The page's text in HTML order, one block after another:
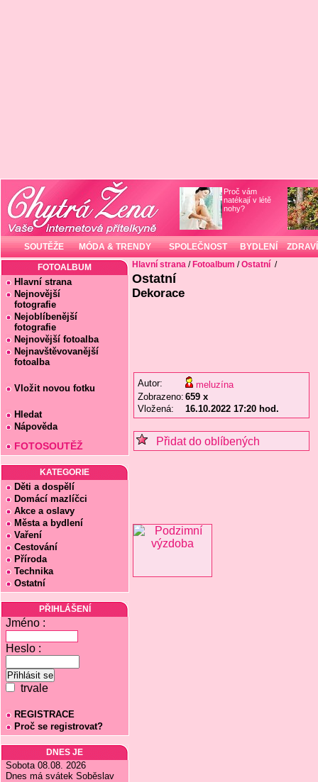
Proč vám
natékají v létě
nohy?
SOUTĚŽE MÓDA & TRENDY SPOLEČNOST BYDLENÍ ZDRAVÍ
FOTOALBUM
Hlavní strana
Nejnovější
fotografie
Nejoblíbenější
fotografie
Nejnovější fotoalba
Nejnavštěvovanější
fotoalba
Vložit novou fotku
Hledat
Nápověda
FOTOSOUTĚŽ
KATEGORIE
Děti a dospělí
Domácí mazlíčci
Akce a oslavy
Města a bydlení
Vaření
Cestování
Příroda
Technika
Ostatní
PŘIHLÁŠENÍ
Jméno :
Heslo :
trvale
REGISTRACE
Proč se registrovat?
DNES JE
Sobota 08.08. 2026
Dnes má svátek Soběslav
Hlavní strana / Fotoalbum /Ostatní /
Ostatní
Dekorace
Autor:
meluzína
Zobrazeno: 659 x
Vložená:
16.10.2022 17:20 hod.
Přidat do oblíbených